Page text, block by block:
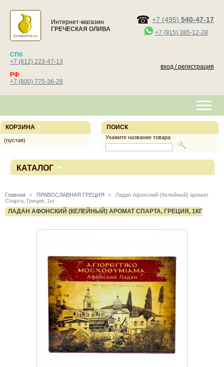
Интернет-магазин
ГРЕЧЕСКАЯ ОЛИВА
+7 (495) 540-47-17
+7 (915) 385-12-28
СПб
+7 (812) 223-47-13
РФ
+7 (800) 775-36-28
вход / регистрация
КАТАЛОГ
Главная > ПРАВОСЛАВНАЯ ГРЕЦИЯ >
Ладан Афонский (Келейный) аромат
Спарта, Греция, 1кг
ЛАДАН АФОНСКИЙ (КЕЛЕЙНЫЙ) АРОМАТ СПАРТА, ГРЕЦИЯ, 1КГ
ПОИСК
Укажите название товара
КОРЗИНА
(пустая)